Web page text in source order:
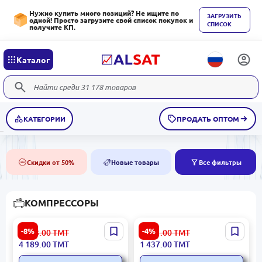
Нужно купить много позиций? Не ищите по
одной! Просто загрузите свой список покупок и
получите КП.
ЗАГРУЗИТЬ
СПИСОК
Каталог
КАТЕГОРИИ ПРОДАТЬ ОПТОМ
50% Скидки от 50% NEW Новые товары Все фильтры
КОМПРЕССОРЫ
-8%
Edon WP2065-0.25-100T |
Масляный воздушный
компрессор 100 л
4 563.00ТМТ
4 189.00ТМТ
-4%
COMPRESSOR OIL XT 32
20LT | Масло для
компрессоров 20л ISO VG
32
1 501.00ТМТ
1 437.00ТМТ